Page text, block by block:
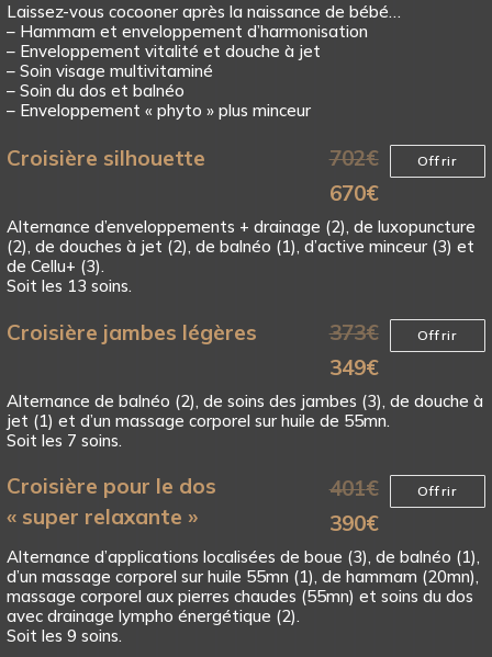
Laissez-vous cocooner après la naissance de bébé…
– Hammam et enveloppement d’harmonisation
– Enveloppement vitalité et douche à jet
– Soin visage multivitaminé
– Soin du dos et balnéo
– Enveloppement « phyto » plus minceur
Croisière silhouette 702€
670€
Offrir
Alternance d’enveloppements + drainage (2), de luxopuncture
(2), de douches à jet (2), de balnéo (1), d’active minceur (3) et
de Cellu+ (3).
Soit les 13 soins.
Croisière jambes légères 373€
349€
Offrir
Alternance de balnéo (2), de soins des jambes (3), de douche à
jet (1) et d’un massage corporel sur huile de 55mn.
Soit les 7 soins.
Croisière pour le dos
« super relaxante »
401€
390€
Offrir
Alternance d’applications localisées de boue (3), de balnéo (1),
d’un massage corporel sur huile 55mn (1), de hammam (20mn),
massage corporel aux pierres chaudes (55mn) et soins du dos
avec drainage lympho énergétique (2).
Soit les 9 soins.